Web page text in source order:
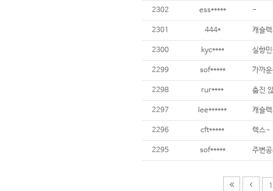
2302 ess***** -
2301 444* 캐슬
2300 kyc**** 실향
2299 sof***** 가까
2298 rur**** 춥진
2297 lee****** 캐슬
2296 cft***** 렉스~
2295 sof***** 주변
1